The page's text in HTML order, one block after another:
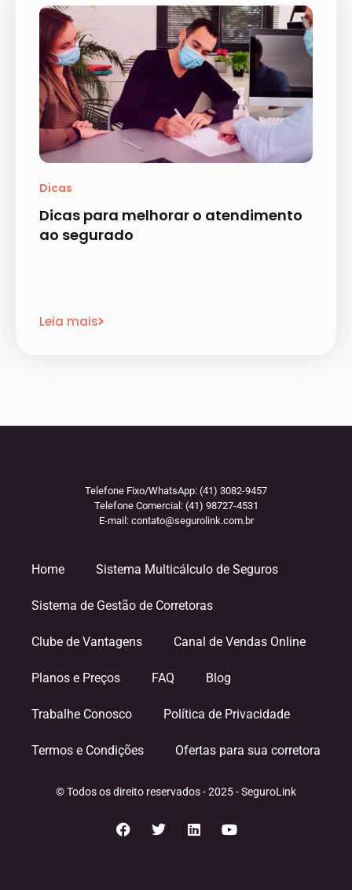
Dicas
Dicas para melhorar o atendimento
ao segurado
Leia mais
Telefone Fixo/WhatsApp: (41) 3082-9457
Telefone Comercial: (41) 98727-4531
E-mail: contato@segurolink.com.br
Home Sistema Multicálculo de Seguros
Sistema de Gestão de Corretoras
Clube de Vantagens Canal de Vendas Online
Planos e Preços FAQ Blog
Trabalhe Conosco Política de Privacidade
Termos e Condições Ofertas para sua corretora
© Todos os direito reservados - 2025 - SeguroLink